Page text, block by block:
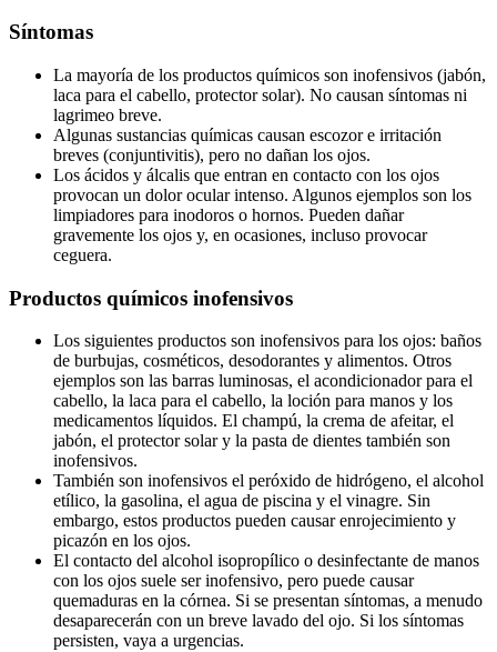
Síntomas
La mayoría de los productos químicos son inofensivos (jabón,
laca para el cabello, protector solar). No causan síntomas ni
lagrimeo breve.
Algunas sustancias químicas causan escozor e irritación
breves (conjuntivitis), pero no dañan los ojos.
Los ácidos y álcalis que entran en contacto con los ojos
provocan un dolor ocular intenso. Algunos ejemplos son los
limpiadores para inodoros o hornos. Pueden dañar
gravemente los ojos y, en ocasiones, incluso provocar
ceguera.
Productos químicos inofensivos
Los siguientes productos son inofensivos para los ojos: baños
de burbujas, cosméticos, desodorantes y alimentos. Otros
ejemplos son las barras luminosas, el acondicionador para el
cabello, la laca para el cabello, la loción para manos y los
medicamentos líquidos. El champú, la crema de afeitar, el
jabón, el protector solar y la pasta de dientes también son
inofensivos.
También son inofensivos el peróxido de hidrógeno, el alcohol
etílico, la gasolina, el agua de piscina y el vinagre. Sin
embargo, estos productos pueden causar enrojecimiento y
picazón en los ojos.
El contacto del alcohol isopropílico o desinfectante de manos
con los ojos suele ser inofensivo, pero puede causar
quemaduras en la córnea. Si se presentan síntomas, a menudo
desaparecerán con un breve lavado del ojo. Si los síntomas
persisten, vaya a urgencias.